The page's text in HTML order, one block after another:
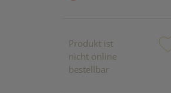
Produkt ist
nicht online
bestellbar